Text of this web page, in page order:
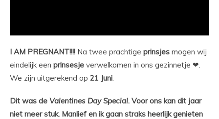
I AM PREGNANT!!!! Na twee prachtige prinsjes mogen wij
eindelijk een prinsesje verwelkomen in ons gezinnetje ❤.
We zijn uitgerekend op 21 Juni.
Dit was de Valentines Day Special. Voor ons kan dit jaar
niet meer stuk. Manlief en ik gaan straks heerlijk genieten